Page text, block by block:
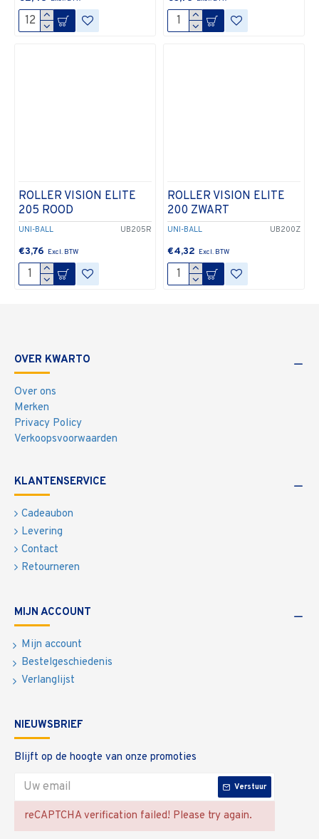
UNI-BALL UB205R
ROLLER VISION ELITE
205 ROOD
€3,76
UNI-BALL UB200Z
ROLLER VISION ELITE
200 ZWART
€4,32
OVER KWARTO
Over ons
Merken
Privacy Policy
Verkoopsvoorwaarden
KLANTENSERVICE
Cadeaubon
Levering
Contact
Retourneren
MIJN ACCOUNT
Mijn account
Bestelgeschiedenis
Verlanglijst
NIEUWSBRIEF
Blijft op de hoogte van onze promoties
Verstuur
reCAPTCHA verification failed! Please try again.